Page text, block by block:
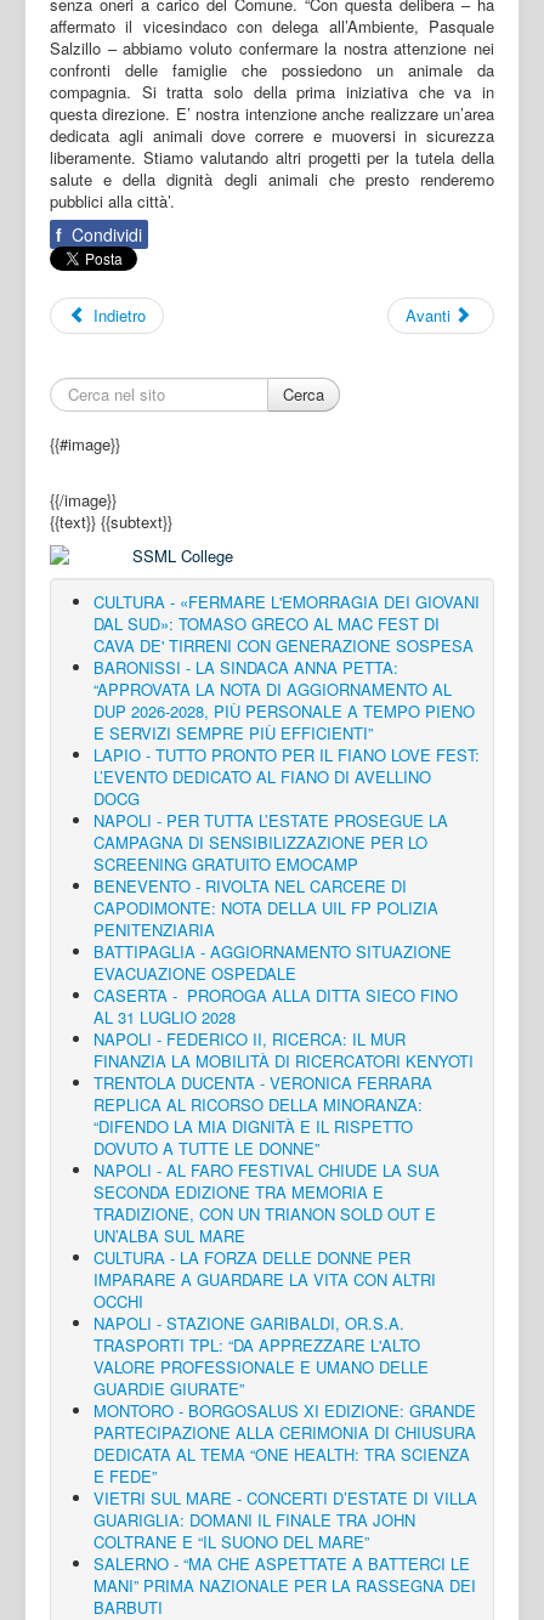
affermato il vicesindaco con delega all’Ambiente, Pasquale
Salzillo – abbiamo voluto confermare la nostra attenzione nei
confronti delle famiglie che possiedono un animale da
compagnia. Si tratta solo della prima iniziativa che va in
questa direzione. E’ nostra intenzione anche realizzare un’area
dedicata agli animali dove correre e muoversi in sicurezza
liberamente. Stiamo valutando altri progetti per la tutela della
salute e della dignità degli animali che presto renderemo
pubblici alla città’.
f Condividi
Indietro Avanti
Cerca
{{#image}}
{{/image}}
{{text}} {{subtext}}
CULTURA - «FERMARE L'EMORRAGIA DEI GIOVANI
DAL SUD»: TOMASO GRECO AL MAC FEST DI
CAVA DE' TIRRENI CON GENERAZIONE SOSPESA
BARONISSI - LA SINDACA ANNA PETTA:
“APPROVATA LA NOTA DI AGGIORNAMENTO AL
DUP 2026-2028, PIÙ PERSONALE A TEMPO PIENO
E SERVIZI SEMPRE PIÙ EFFICIENTI”
LAPIO - TUTTO PRONTO PER IL FIANO LOVE FEST:
L’EVENTO DEDICATO AL FIANO DI AVELLINO
DOCG
NAPOLI - PER TUTTA L’ESTATE PROSEGUE LA
CAMPAGNA DI SENSIBILIZZAZIONE PER LO
SCREENING GRATUITO EMOCAMP
BENEVENTO - RIVOLTA NEL CARCERE DI
CAPODIMONTE: NOTA DELLA UIL FP POLIZIA
PENITENZIARIA
BATTIPAGLIA - AGGIORNAMENTO SITUAZIONE
EVACUAZIONE OSPEDALE
CASERTA - PROROGA ALLA DITTA SIECO FINO
AL 31 LUGLIO 2028
NAPOLI - FEDERICO II, RICERCA: IL MUR
FINANZIA LA MOBILITÀ DI RICERCATORI KENYOTI
TRENTOLA DUCENTA - VERONICA FERRARA
REPLICA AL RICORSO DELLA MINORANZA:
“DIFENDO LA MIA DIGNITÀ E IL RISPETTO
DOVUTO A TUTTE LE DONNE”
NAPOLI - AL FARO FESTIVAL CHIUDE LA SUA
SECONDA EDIZIONE TRA MEMORIA E
TRADIZIONE, CON UN TRIANON SOLD OUT E
UN’ALBA SUL MARE
CULTURA - LA FORZA DELLE DONNE PER
IMPARARE A GUARDARE LA VITA CON ALTRI
OCCHI
NAPOLI - STAZIONE GARIBALDI, OR.S.A.
TRASPORTI TPL: “DA APPREZZARE L'ALTO
VALORE PROFESSIONALE E UMANO DELLE
GUARDIE GIURATE”
MONTORO - BORGOSALUS XI EDIZIONE: GRANDE
PARTECIPAZIONE ALLA CERIMONIA DI CHIUSURA
DEDICATA AL TEMA “ONE HEALTH: TRA SCIENZA
E FEDE”
VIETRI SUL MARE - CONCERTI D’ESTATE DI VILLA
GUARIGLIA: DOMANI IL FINALE TRA JOHN
COLTRANE E “IL SUONO DEL MARE”
SALERNO - “MA CHE ASPETTATE A BATTERCI LE
MANI” PRIMA NAZIONALE PER LA RASSEGNA DEI
BARBUTI